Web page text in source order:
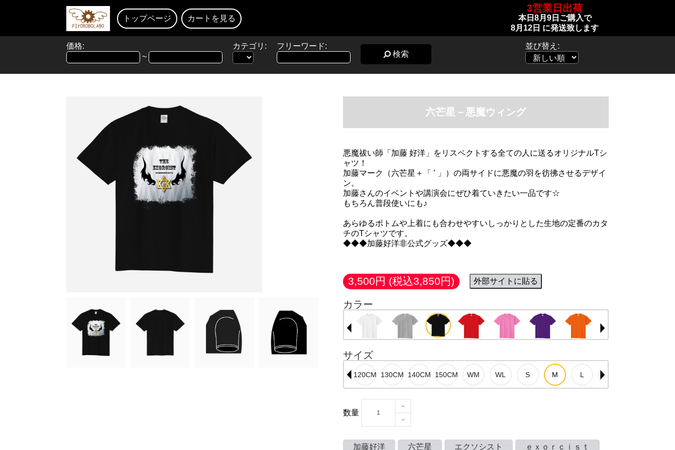
トップページ カートを見る
3営業日出荷
本日 8月9日 ご購入で
8月12日 に発送致します
価格:
~
カテゴリ:
フリーワード:
検索
並び替え:
六芒星－悪魔ウィング
悪魔祓い師「加藤 好洋」をリスペクトする全ての人に送るオリジナルTシ
ャツ！
加藤マーク（六芒星＋「 ’ 」）の両サイドに悪魔の羽を彷彿させるデザイ
ン。
加藤さんのイベントや講演会にぜひ着ていきたい一品です☆
もちろん普段使いにも♪
あらゆるボトムや上着にも合わせやすいしっかりとした生地の定番のカタ
チのTシャツです。
◆◆◆加藤好洋非公式グッズ◆◆◆
3,500円 (税込3,850円) 外部サイトに貼る
カラー
サイズ
数量
加藤好洋 六芒星 エクソシスト ｅｘｏｒｃｉｓｔ